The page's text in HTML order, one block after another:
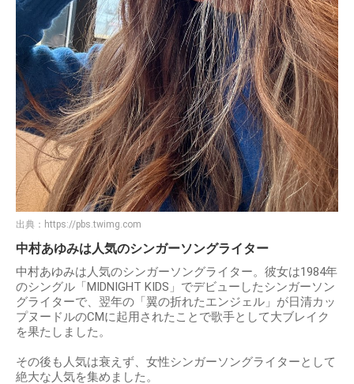
出典： https://pbs.twimg.com
中村あゆみは人気のシンガーソングライター
中村あゆみは人気のシンガーソングライター。彼女は1984年
のシングル「MIDNIGHT KIDS」でデビューしたシンガーソン
グライターで、翌年の「翼の折れたエンジェル」が日清カッ
プヌードルのCMに起用されたことで歌手として大ブレイク
を果たしました。
その後も人気は衰えず、女性シンガーソングライターとして
絶大な人気を集めました。